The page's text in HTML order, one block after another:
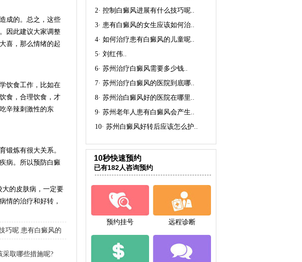
成的。总之，这些
因此建议大家调整
喜，那么情绪的起
饮食工作，比如在
食，合理饮食，才
辛辣刺激性的东
炼有很大关系。
病。所以预防白癜
的皮肤病，一定要
情的治疗和好转，
巧呢 患有白癜风的
采取哪些措施呢?
2· 控制白癜风进展有什么技巧呢..
3· 患有白癜风的女生应该如何治..
4· 如何治疗患有白癜风的儿童呢..
5· 刘红伟..
6· 苏州治疗白癜风需要多少钱..
7· 苏州治疗白癜风的医院到底哪..
8· 苏州治白癜风好的医院在哪里 ..
9· 苏州老年人患有白癜风会产生..
10· 苏州白癜风好转后应该怎么护..
10秒快速预约
已有182人咨询预约
预约挂号 远程诊断